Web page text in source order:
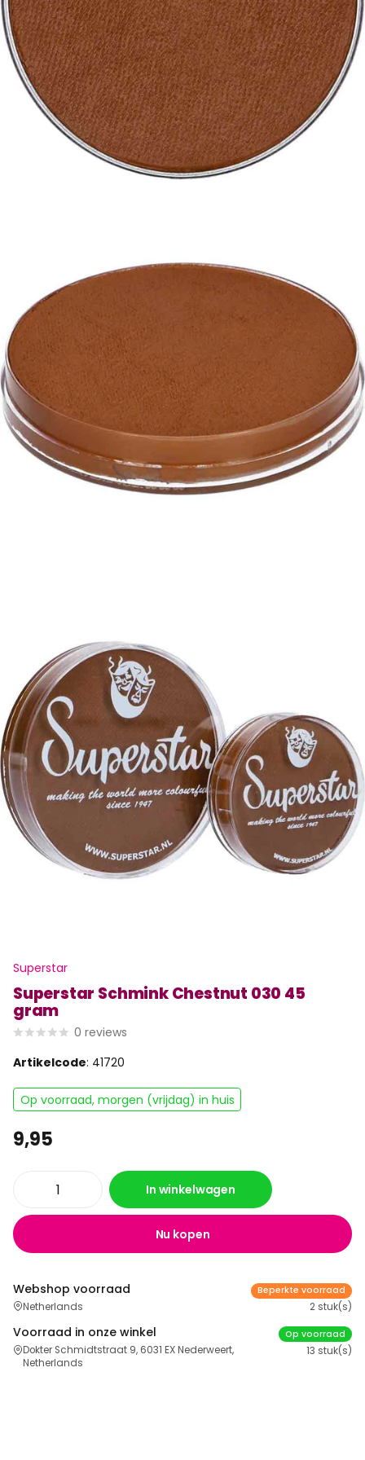
Superstar
Superstar Schmink Chestnut 030 45
gram
0 reviews
Artikelcode: 41720
Op voorraad, morgen (vrijdag) in huis
9,95
In winkelwagen
Nu kopen
Webshop voorraad
Netherlands
Beperkte voorraad
2 stuk(s)
Voorraad in onze winkel
Dokter Schmidtstraat 9, 6031 EX Nederweert,
Netherlands
Op voorraad
13 stuk(s)